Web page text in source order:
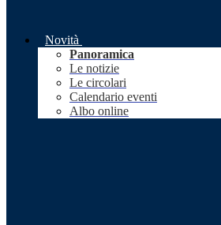
Novità
Panoramica
Le notizie
Le circolari
Calendario eventi
Albo online